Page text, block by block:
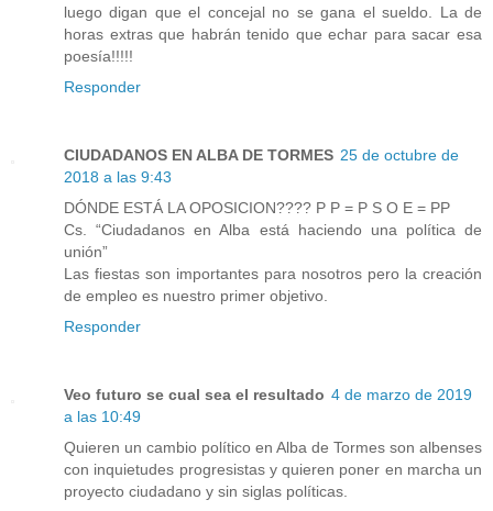
luego digan que el concejal no se gana el sueldo. La de
horas extras que habrán tenido que echar para sacar esa
poesía!!!!!
Responder
CIUDADANOS EN ALBA DE TORMES 25 de octubre de
2018 a las 9:43
DÓNDE ESTÁ LA OPOSICION???? P P = P S O E = PP
Cs. “Ciudadanos en Alba está haciendo una política de
unión”
Las fiestas son importantes para nosotros pero la creación
de empleo es nuestro primer objetivo.
Responder
Veo futuro se cual sea el resultado 4 de marzo de 2019
a las 10:49
Quieren un cambio político en Alba de Tormes son albenses
con inquietudes progresistas y quieren poner en marcha un
proyecto ciudadano y sin siglas políticas.